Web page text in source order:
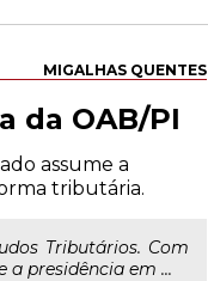
MIGALHAS QUENTES
da OAB/PI
assume a
tributária.
Tributários. Com
presidência em ...